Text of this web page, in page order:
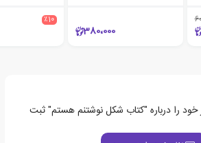
380،000
٪10
خود را درباره "کتاب شکل نوشتنم هستم" ثبت